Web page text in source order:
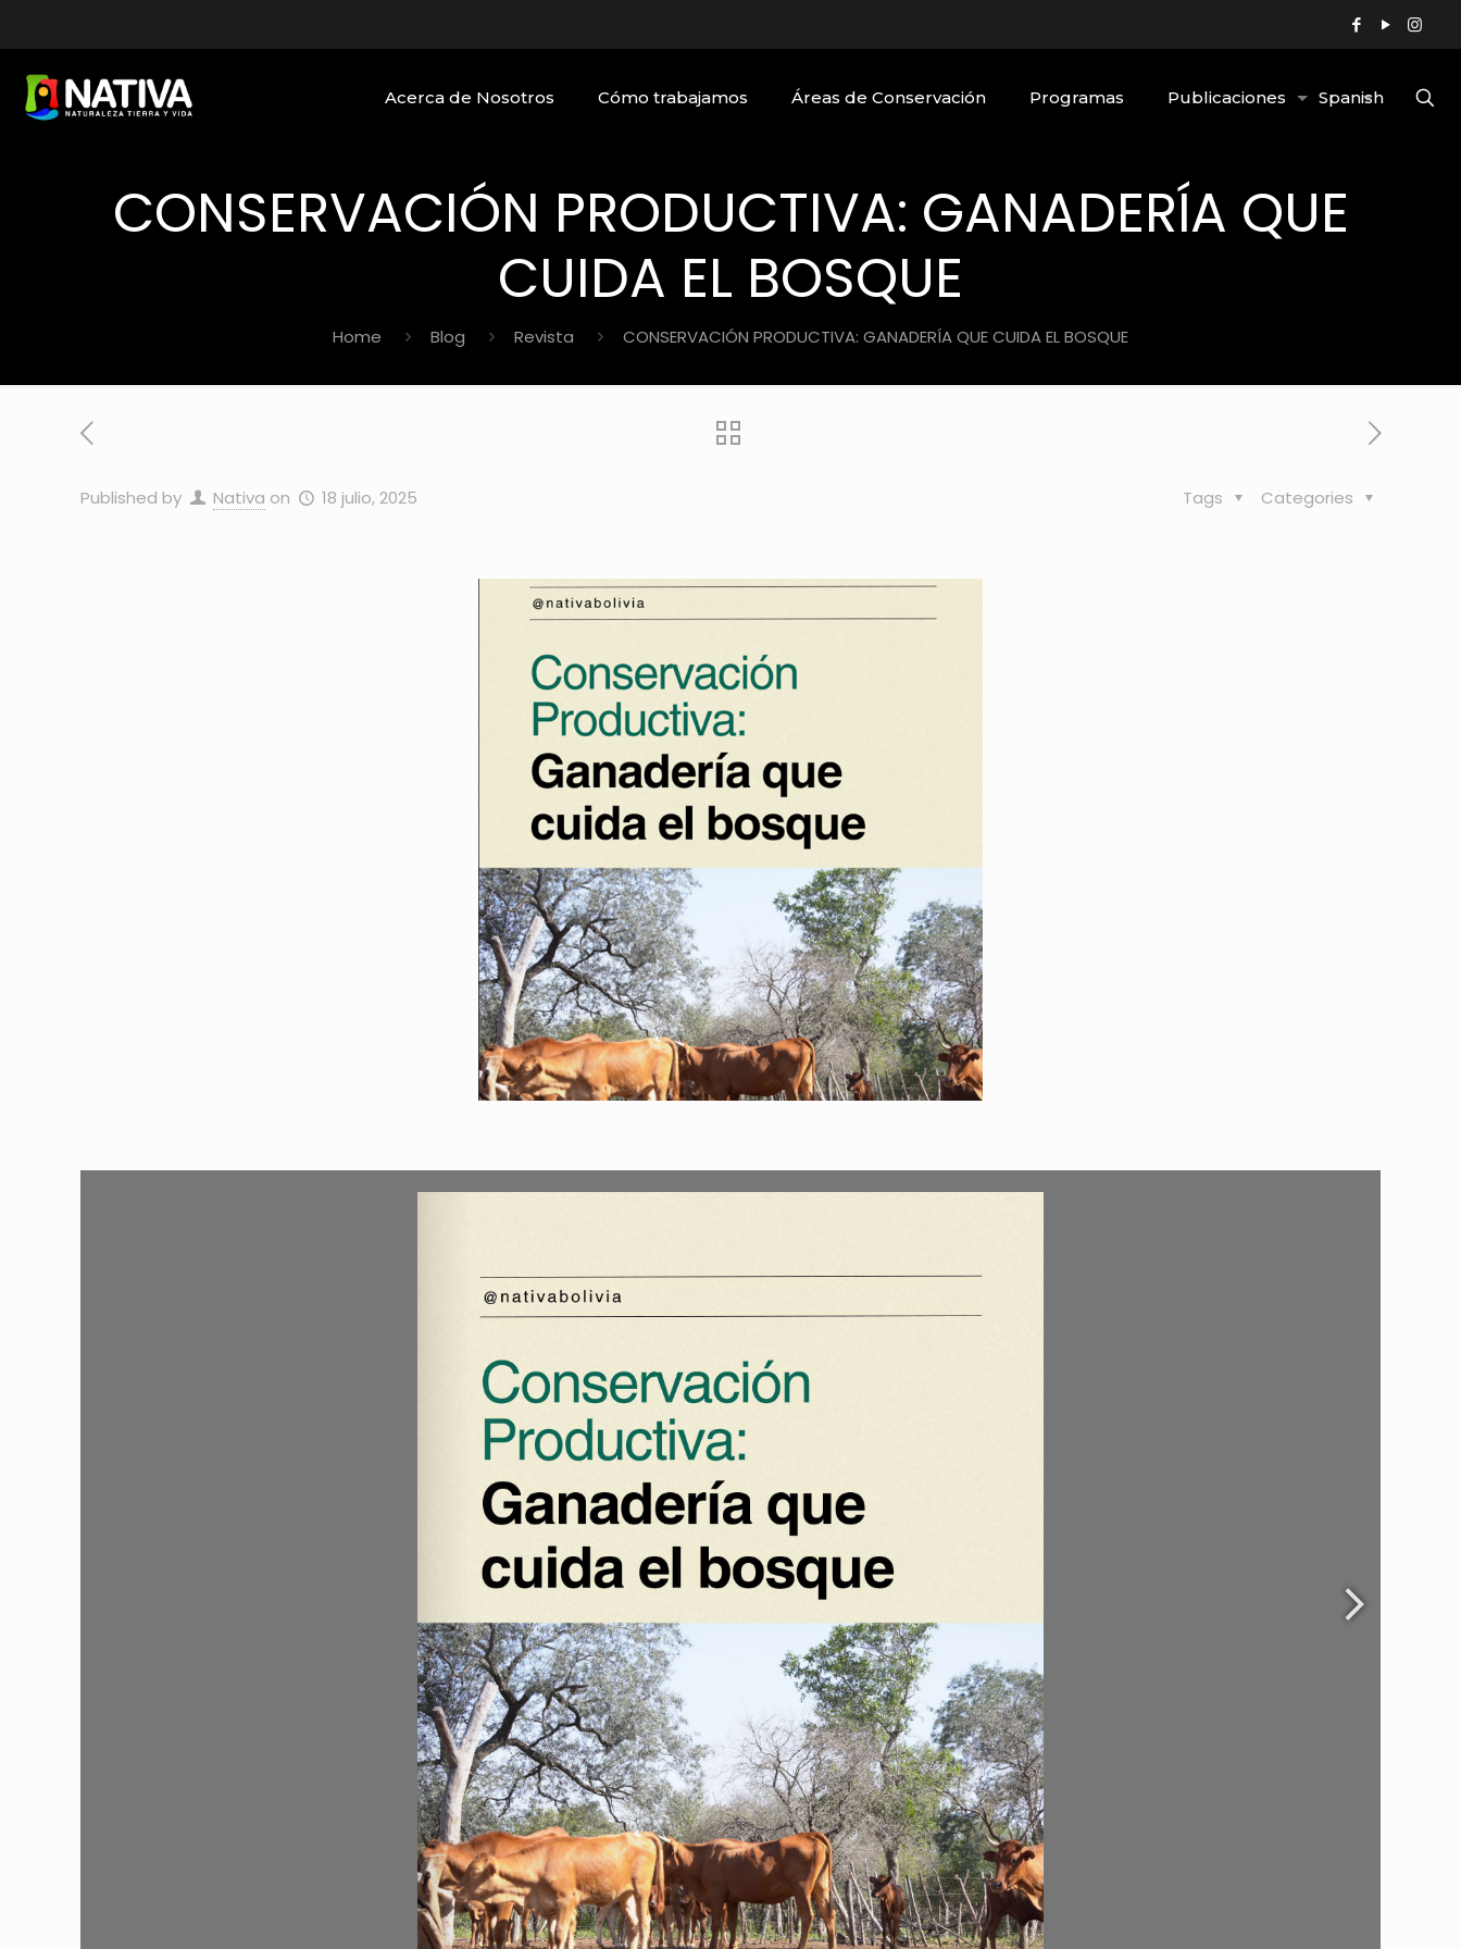
Acerca de Nosotros Cómo trabajamos Áreas de Conservación Programas Publicaciones Spanish
CONSERVACIÓN PRODUCTIVA: GANADERÍA QUE
CUIDA EL BOSQUE
Home Blog Revista CONSERVACIÓN PRODUCTIVA: GANADERÍA QUE CUIDA EL BOSQUE
Published by Nativa on 18 julio, 2025 Categories
Tags